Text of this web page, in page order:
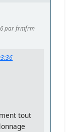
par frmfrm
tout